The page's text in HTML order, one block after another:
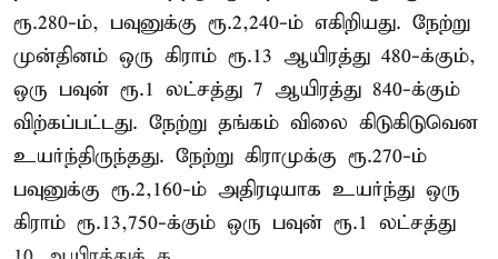
ரூ.280-ம், பவுனுக்கு ரூ.2,240-ம் எகிறியது. நேற்று
முன்தினம் ஒரு கிராம் ரூ.13 ஆயிரத்து 480-க்கும்,
ஒரு பவுன் ரூ.1 லட்சத்து 7 ஆயிரத்து 840-க்கும்
விற்கப்பட்டது. நேற்று தங்கம் விலை கிடுகிடுவென
உயர்ந்திருந்தது. நேற்று கிராமுக்கு ரூ.270-ம்
பவுனுக்கு ரூ.2,160-ம் அதிரடியாக உயர்ந்து ஒரு
கிராம் ரூ.13,750-க்கும் ஒரு பவுன் ரூ.1 லட்சத்து